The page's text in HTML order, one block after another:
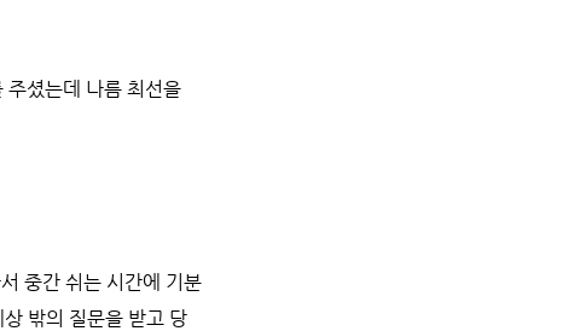
주셨는데 나름 최선을
중간 쉬는 시간에 기분
밖의 질문을 받고 당